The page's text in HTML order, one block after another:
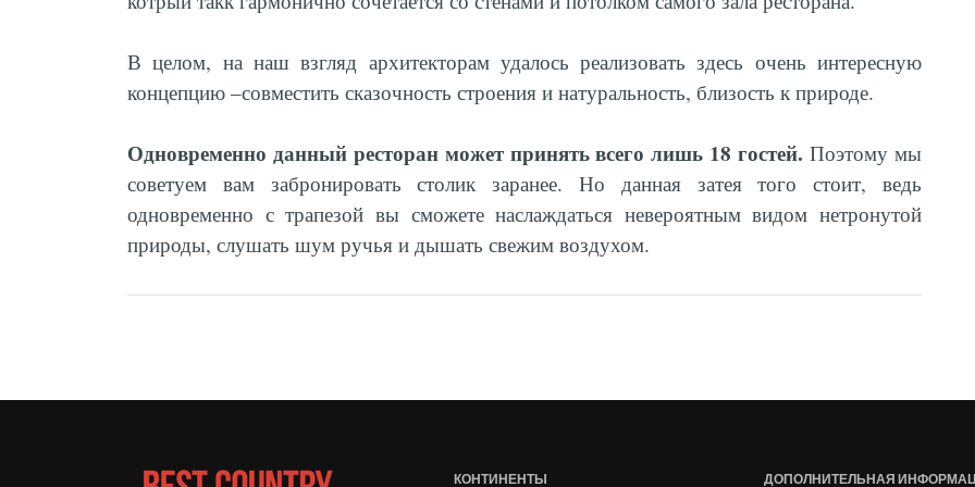
В целом, на наш взгляд архитекторам удалось реализовать здесь очень интересную
концепцию –совместить сказочность строения и натуральность, близость к природе.
Одновременно данный ресторан может принять всего лишь 18 гостей. Поэтому мы
советуем вам забронировать столик заранее. Но данная затея того стоит, ведь
одновременно с трапезой вы сможете наслаждаться невероятным видом нетронутой
природы, слушать шум ручья и дышать свежим воздухом.
КОНТИНЕНТЫ ДОПОЛНИТЕЛЬНАЯ